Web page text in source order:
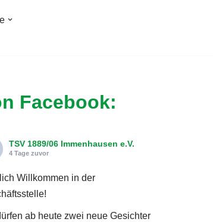
Facebook:
TSV 1889/06 Immenhausen e.V.
4 Tage zuvor
Willkommen in der
ab heute zwei neue Gesichter